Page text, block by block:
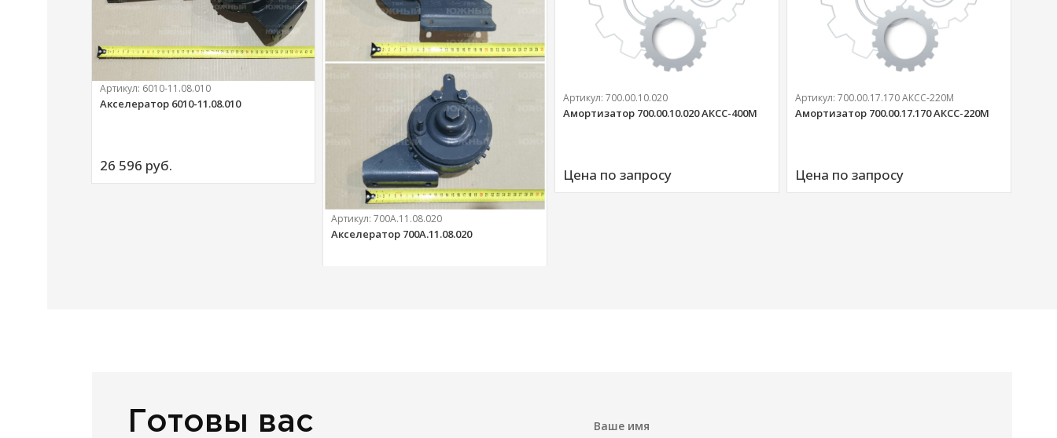
Артикул: 6010-11.08.010
Акселератор 6010-11.08.010
26 596 руб.
Артикул:700А.11.08.020
Акселератор 700А.11.08.020
Артикул:700.00.10.020
Амортизатор 700.00.10.020 АКСС-400М
Цена по запросу
Артикул:700.00.17.170 АКСС-220М
Амортизатор 700.00.17.170 АКСС-220М
Цена по запросу
Готовы вас